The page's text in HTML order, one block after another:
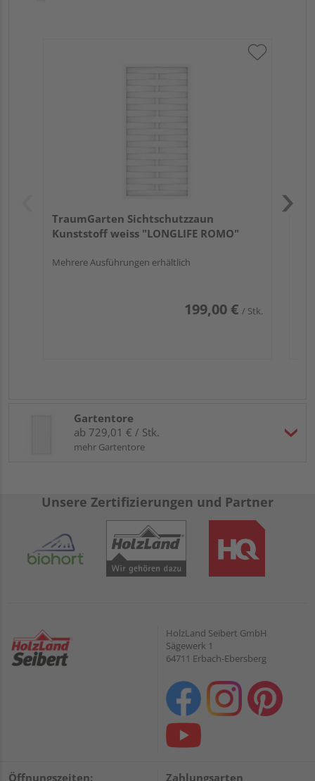
TraumGarten Sichtschutzzaun
Kunststoff weiss "LONGLIFE ROMO"
Mehrere Ausführungen erhältlich
199,00 € / Stk.
Gartentore
ab 729,01 € / Stk.
mehr Gartentore
Unsere Zertifizierungen und Partner
HolzLand Seibert GmbH
Sägewerk 1
64711 Erbach-Ebersberg
Öffnungszeiten: Zahlungsarten